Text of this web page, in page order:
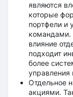
являются
которые
портфели и
командами.
влияние
подходит
более
управления
Отдельное
акциями.